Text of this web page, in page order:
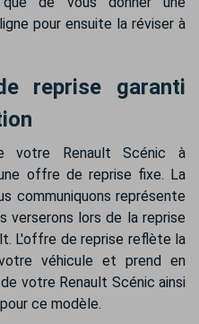
pour ensuite la réviser à
reprise garanti
votre Renault Scénic à
offre de reprise fixe. La
communiquons représente
verserons lors de la reprise
L'offre de reprise reflète la
véhicule et prend en
votre Renault Scénic ainsi
ce modèle.